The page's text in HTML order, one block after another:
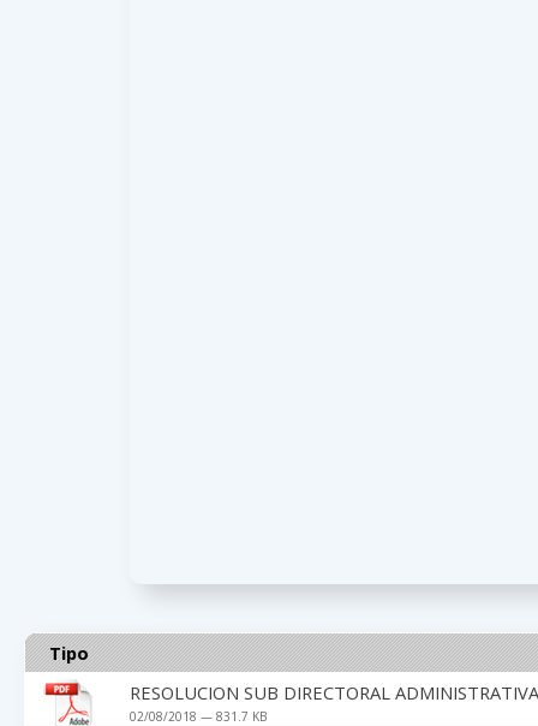
Tipo
RESOLUCION SUB DIRECTORAL
02/08/2018 — 831.7 KB